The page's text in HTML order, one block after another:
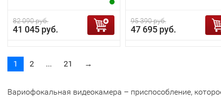
82 090 руб.
41 045 руб.
95 390 руб.
47 695 руб.
1 2 ... 21 →
Вариофокальная видеокамера – приспособление,